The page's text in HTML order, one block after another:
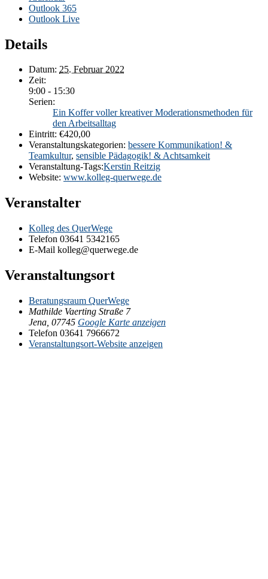
Outlook 365
Outlook Live
Details
Datum: 25. Februar 2022
Zeit:
9:00 - 15:30
Serien:
Ein Koffer voller kreativer Moderationsmethoden für
den Arbeitsalltag
Eintritt: €420,00
Veranstaltungskategorien: bessere Kommunikation! &
Teamkultur, sensible Pädagogik! & Achtsamkeit
Veranstaltung-Tags:Kerstin Reitzig
Website: www.kolleg-querwege.de
Veranstalter
Kolleg des QuerWege
Telefon 03641 5342165
E-Mail kolleg@querwege.de
Veranstaltungsort
Beratungsraum QuerWege
Mathilde Vaerting Straße 7
Jena 07745 Google Karte anzeigen
Telefon 03641 7966672
Veranstaltungsort-Website anzeigen